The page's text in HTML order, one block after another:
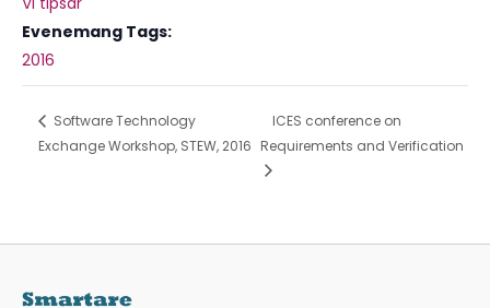
Evenemang Tags:
2016
Software Technology
Exchange Workshop, STEW, 2016
ICES conference on
Requirements and Verification